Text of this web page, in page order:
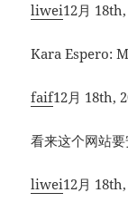
liwei12月
Kara Espero:
faif12月 18th,
看来这个网站
liwei12月